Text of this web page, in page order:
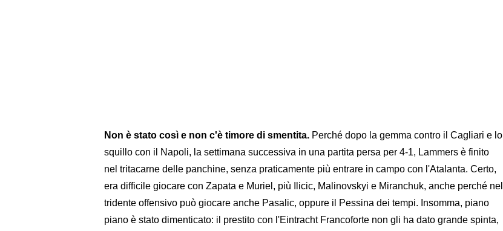
Non è stato così e non c'è timore di smentita. Perché dopo la gemma contro il Cagliari e lo
squillo con il Napoli, la settimana successiva in una partita persa per 4-1, Lammers è finito
nel tritacarne delle panchine, senza praticamente più entrare in campo con l'Atalanta. Certo,
era difficile giocare con Zapata e Muriel, più Ilicic, Malinovskyi e Miranchuk, anche perché nel
tridente offensivo può giocare anche Pasalic, oppure il Pessina dei tempi. Insomma, piano
piano è stato dimenticato: il prestito con l'Eintracht Francoforte non gli ha dato grande spinta,